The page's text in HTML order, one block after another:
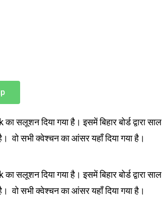
दिया गया है। इसमें बिहार बोर्ड द्वारा साल
सभी क्वेश्चन का आंसर यहाँ दिया गया है।
दिया गया है। इसमें बिहार बोर्ड द्वारा साल
सभी क्वेश्चन का आंसर यहाँ दिया गया है।